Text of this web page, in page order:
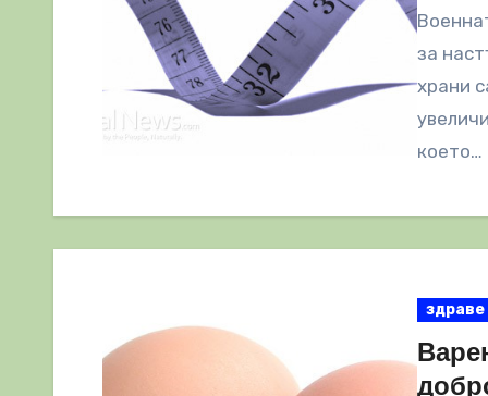
за
храни
което…
здраве